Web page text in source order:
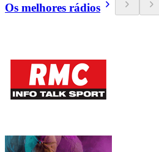
Os melhores rádios